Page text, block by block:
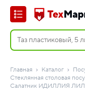
Главная Каталог
Стеклянная столовая
Салатник ИДИЛЛИЯ